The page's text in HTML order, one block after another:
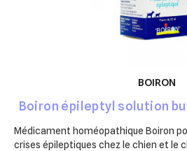
BOIRON
Boiron épileptyl solution
Médicament homéopathique Boiron
crises épileptiques chez le chien et le